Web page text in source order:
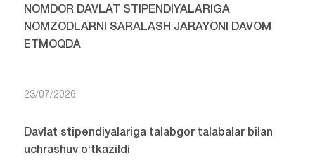
NOMDOR DAVLAT STIPENDIYALARIGA
NOMZODLARNI SARALASH JARAYONI DAVOM
ETMOQDA
23/07/2026
Davlat stipendiyalariga talabgor talabalar bilan
uchrashuv o‘tkazildi